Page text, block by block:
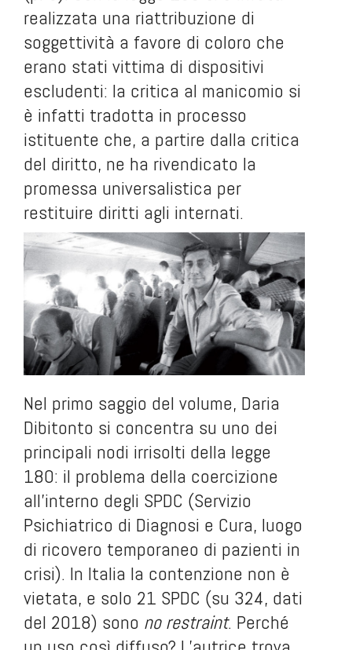
realizzata una riattribuzione di
soggettività a favore di coloro che
erano stati vittima di dispositivi
escludenti: la critica al manicomio si
è infatti tradotta in processo
istituente che, a partire dalla critica
del diritto, ne ha rivendicato la
promessa universalistica per
restituire diritti agli internati.
Nel primo saggio del volume, Daria
Dibitonto si concentra su uno dei
principali nodi irrisolti della legge
180: il problema della coercizione
all’interno degli SPDC (Servizio
Psichiatrico di Diagnosi e Cura, luogo
di ricovero temporaneo di pazienti in
crisi). In Italia la contenzione non è
vietata, e solo 21 SPDC (su 324, dati
del 2018) sono no restraint. Perché